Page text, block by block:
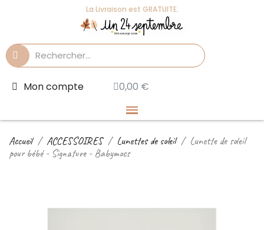
La Livraison est GRATUITE.
Mon compte 0,00 €
Accueil ACCESSOIRES Lunettes de soleil
Lunette de soleil
pour bébé - Signature - Babymocs